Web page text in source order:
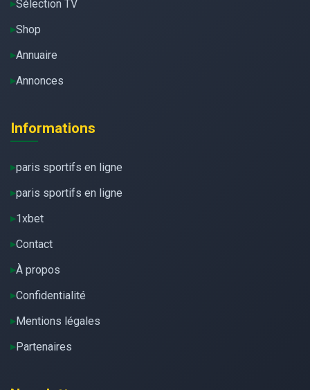
Sélection TV
Shop
Annuaire
Annonces
Informations
paris sportifs en ligne
paris sportifs en ligne
1xbet
Contact
À propos
Confidentialité
Mentions légales
Partenaires